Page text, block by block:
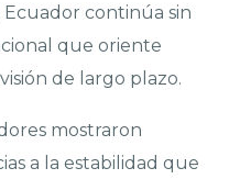
continúa sin
que oriente
de largo plazo.
mostraron
a la estabilidad que